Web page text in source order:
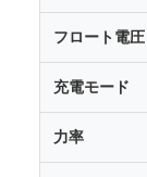
フロート電圧
充電モード
力率